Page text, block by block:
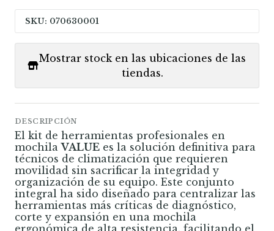
SKU: 070630001
Mostrar stock en las ubicaciones de las
tiendas.
DESCRIPCIÓN
El kit de herramientas profesionales en
mochilaVALUE es la solución definitiva para
técnicos de climatización que requieren
movilidad sin sacrificar la integridad y
organización de su equipo. Este conjunto
integral ha sido diseñado para centralizar las
herramientas más críticas de diagnóstico,
corte y expansión en una mochila